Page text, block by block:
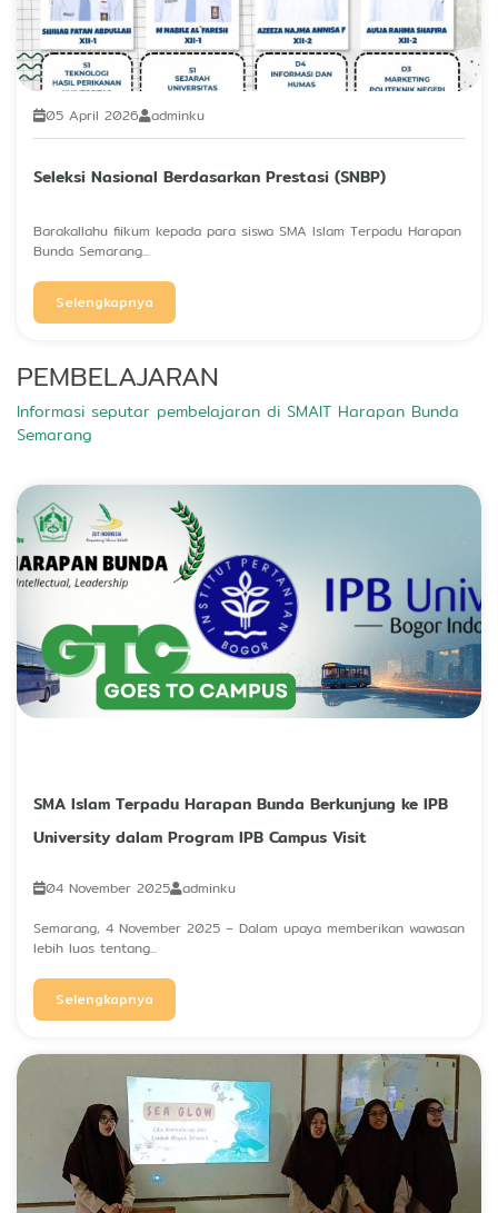
Seleksi Nasional Berdasarkan Prestasi (SNBP)
05 April 2026 adminku
Barakallahu fiikum kepada para siswa SMA Islam Terpadu Harapan
Bunda Semarang...
Selengkapnya
PEMBELAJARAN
Informasi seputar pembelajaran di SMAIT Harapan Bunda
Semarang
SMA Islam Terpadu Harapan Bunda Berkunjung ke IPB
University dalam Program IPB Campus Visit
04 November 2025 adminku
Semarang, 4 November 2025 – Dalam upaya memberikan wawasan
lebih luas tentang...
Selengkapnya